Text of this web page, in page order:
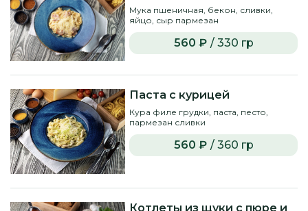
Мука пшеничная, бекон, сливки,
яйцо, сыр пармезан
560 ₽ / 330 гр
Паста с курицей
Кура филе грудки, паста, песто,
пармезан сливки
560 ₽ / 360 гр
Котлеты из щуки с пюре и